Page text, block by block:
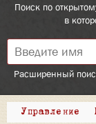
Поиск по
в
Расширенный
Управление